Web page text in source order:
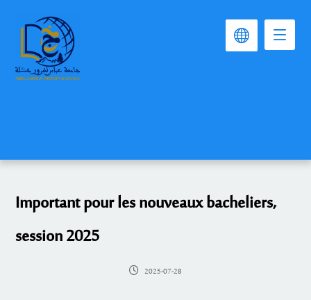
Important pour les nouveaux bacheliers,
session 2025
2025-07-28